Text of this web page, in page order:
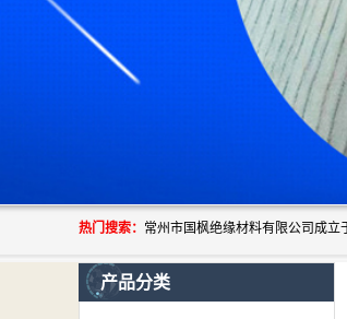
热门搜索：
产品分类